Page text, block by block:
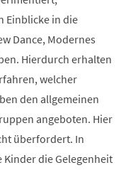
Einblicke in die
Dance, Modernes
Hierdurch erhalten
welcher
den allgemeinen
angeboten. Hier
überfordert. In
die Gelegenheit